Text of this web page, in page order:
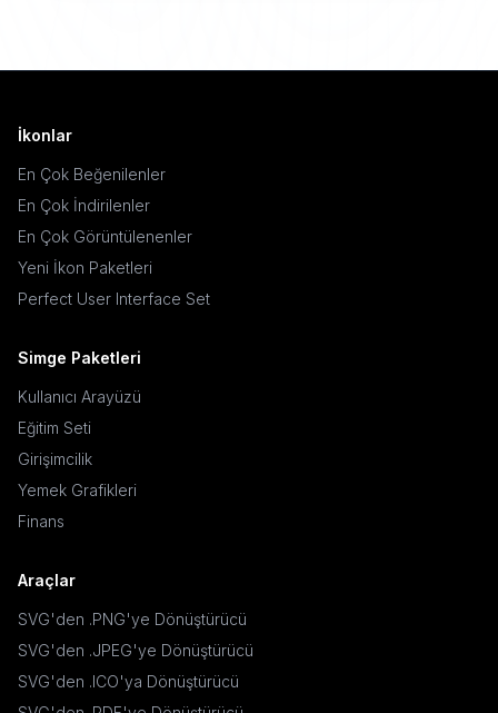
İkonlar
En Çok Beğenilenler
En Çok İndirilenler
En Çok Görüntülenenler
Yeni İkon Paketleri
Perfect User Interface Set
Simge Paketleri
Kullanıcı Arayüzü
Eğitim Seti
Girişimcilik
Yemek Grafikleri
Finans
Araçlar
SVG'den .PNG'ye Dönüştürücü
SVG'den .JPEG'ye Dönüştürücü
SVG'den .ICO'ya Dönüştürücü